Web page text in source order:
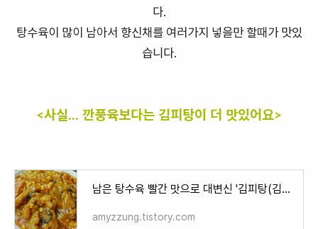
다.
탕수육이 많이 남아서 향신채를 여러가지 넣을만 할때가 맛있
습니다.
<사실... 깐풍육보다는 김피탕이 더 맛있어요>
남은 탕수육 빨간 맛으로 대변신 '김피탕(김치피자탕수육)'
amyzzung.tistory.com